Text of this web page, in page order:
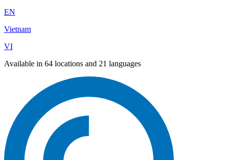
EN
Vietnam
VI
Available in 64 locations and 21 languages